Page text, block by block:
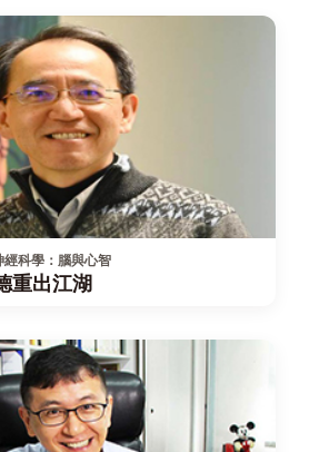
科學：腦與心智
重出江湖